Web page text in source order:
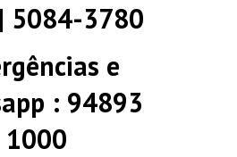
5084-3780
e
: 94893
1000